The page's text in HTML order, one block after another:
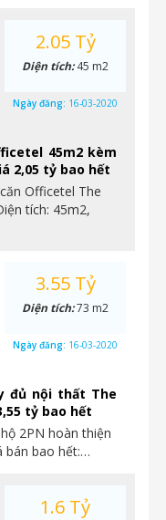
45m2 kèm
2,05 tỷ bao hết
Officetel The
tích: 45m2,
2.05 Tỷ
Diện tích:45 m2
Ngày đăng: 16-03-2020
đủ nội thất The
tỷ bao hết
2PN hoàn thiện
bán bao hết:…
3.55 Tỷ
Diện tích:73 m2
Ngày đăng: 16-03-2020
1.6 Tỷ